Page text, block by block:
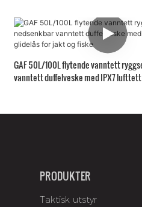
GAF 50L/100L flytende vanntett
vanntett duffelveske med IPX7
PRODUKTER
Taktisk utstyr